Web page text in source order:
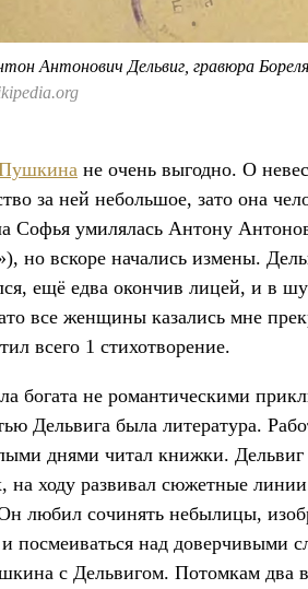
Антонович Дельвиг, гравюра
не очень выгодно. О
за ней небольшое, зато она
Софья умилялась Антону
но вскоре начались измены.
ещё едва окончив лицей, и в
все женщины казались мне
всего 1 стихотворение.
богата не романтическими
Дельвига была литература.
днями читал книжки.
на ходу развивал сюжетные
любил сочинять небылицы,
посмеиваться над доверчивыми
с Дельвигом. Потомкам два